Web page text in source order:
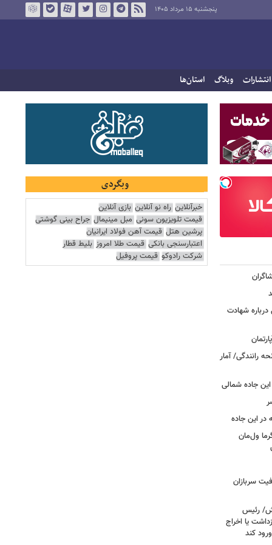
پنجشنبه ۱۵ مرداد ۱۴۰۵
انتشارات وبلاگ استان‌ها
شهادت
رانندگی/ آمار
جاده شمالی
ول‌مان
سربازان
رئیس
یا اخراج
کند
وبگردی
خبرآنلاین راه نو آنلاین بازی آنلاین
قیمت تلویزیون سونی مبل مینیمال جراح بینی گوشتی
پرشین هتل قیمت آهن فولاد ایرانیان
اعتبارسنجی بانکی قیمت طلا امروز بلیط قطار
شرکت رادوکو قیمت پروفیل